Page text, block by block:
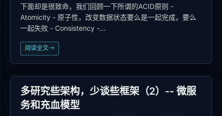
下面却是很致命，我们回顾一下所谓的ACID原则 -
Atomicity - 原子性，改变数据状态要么是一起完成，要么
一起失败 - Consistency -...
阅读全文
多研究些架构，少谈些框架（2）-- 微服
务和充血模型